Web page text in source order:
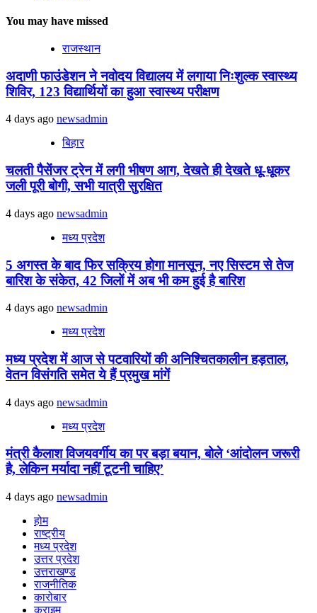
You may have missed
राजस्थान
अदाणी फाउंडेशन ने नवोदय विद्यालय में लगाया निःशुल्क स्वास्थ्य
शिविर, 123 विद्यार्थियों का हुआ स्वास्थ्य परीक्षण
4 days ago newsadmin
बिहार
चलती पैसेंजर ट्रेन में लगी भीषण आग, देखते ही देखते धू-धूकर
जली पूरी बोगी, सभी यात्री सुरक्षित
4 days ago newsadmin
मध्य प्रदेश
5 अगस्त के बाद फिर सक्रिय होगा मानसून, नए सिस्टम से तेज
बारिश के संकेत, 42 जिलों में अब भी कम हुई है बारिश
4 days ago newsadmin
मध्य प्रदेश
मध्य प्रदेश में आज से पटवारियों की अनिश्चितकालीन हड़ताल,
वेतन विसंगति समेत ये हैं प्रमुख मांगें
4 days ago newsadmin
मध्य प्रदेश
मंत्री कैलाश विजयवर्गीय का पर बड़ा बयान, बोले ‘आंदोलन जरूरी
है, लेकिन मर्यादा नहीं टूटनी चाहिए’
4 days ago newsadmin
होम
राष्ट्रीय
मध्य प्रदेश
उत्तर प्रदेश
उत्तराखण्ड
राजनीतिक
कारोबार
क्राइम